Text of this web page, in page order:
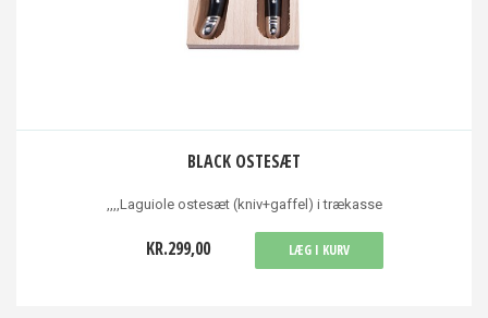
BLACK OSTESÆT
,,,,Laguiole ostesæt (kniv+gaffel) i trækasse
KR.299,00 LÆG I KURV